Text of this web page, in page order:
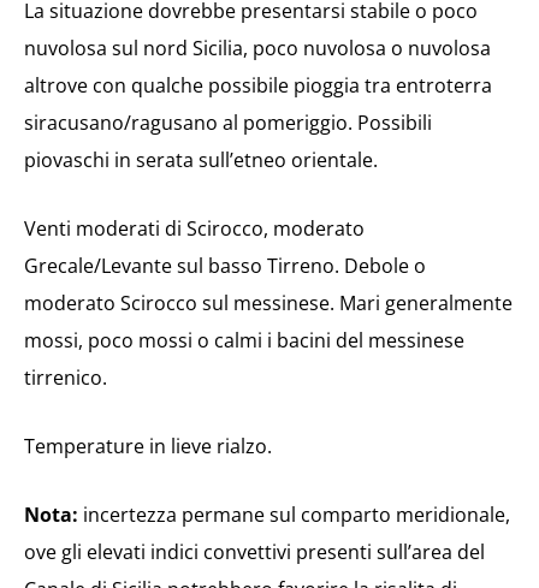
La situazione dovrebbe presentarsi stabile o poco
nuvolosa sul nord Sicilia, poco nuvolosa o nuvolosa
altrove con qualche possibile pioggia tra entroterra
siracusano/ragusano al pomeriggio. Possibili
piovaschi in serata sull’etneo orientale.
Venti moderati di Scirocco, moderato
Grecale/Levante sul basso Tirreno. Debole o
moderato Scirocco sul messinese. Mari generalmente
mossi, poco mossi o calmi i bacini del messinese
tirrenico.
Temperature in lieve rialzo.
Nota: incertezza permane sul comparto meridionale,
ove gli elevati indici convettivi presenti sull’area del